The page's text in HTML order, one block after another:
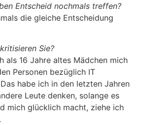
Entscheid nochmals treffen?
die gleiche Entscheidung
Sie?
als 16 Jahre altes Mädchen mich
Personen bezüglich IT
habe ich in den letzten Jahren
Leute denken, solange es
mich glücklich macht, ziehe ich